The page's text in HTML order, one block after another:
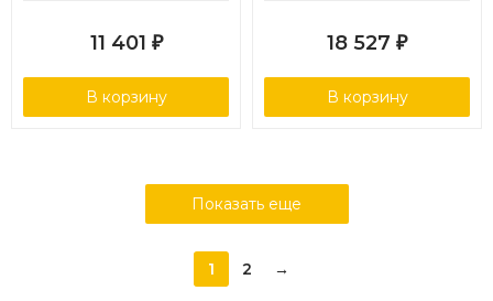
11 401 ₽
В корзину
18 527 ₽
В корзину
Показать еще
1 2 →